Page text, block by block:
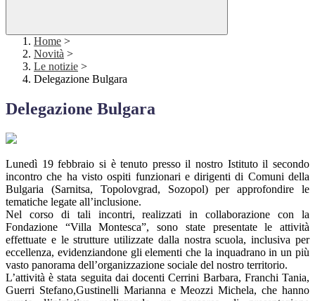
Home >
Novità >
Le notizie >
Delegazione Bulgara
Delegazione Bulgara
Lunedì 19 febbraio si è tenuto presso il nostro Istituto il secondo
incontro che ha visto ospiti funzionari e dirigenti di Comuni della
Bulgaria (Sarnitsa, Topolovgrad, Sozopol) per approfondire le
tematiche legate all’inclusione.
Nel corso di tali incontri, realizzati in collaborazione con la
Fondazione “Villa Montesca”, sono state presentate le attività
effettuate e le strutture utilizzate dalla nostra scuola, inclusiva per
eccellenza, evidenziandone gli elementi che la inquadrano in un più
vasto panorama dell’organizzazione sociale del nostro territorio.
L’attività è stata seguita dai docenti Cerrini Barbara, Franchi Tania,
Guerri Stefano,Gustinelli Marianna e Meozzi Michela, che hanno